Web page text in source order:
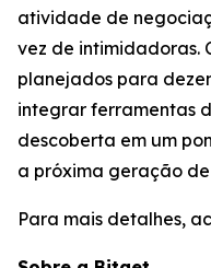
atividade de
vez de intimidadoras.
planejados para
integrar ferramentas
descoberta em um
a próxima geração
Para mais detalhes,